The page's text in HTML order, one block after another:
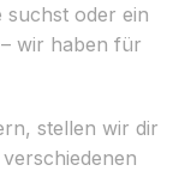
suchst oder ein
wir haben für
stellen wir dir